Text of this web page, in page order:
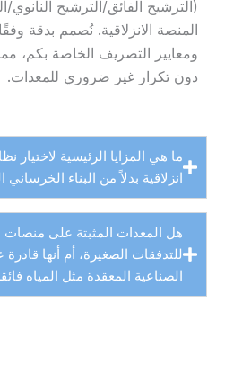
(الترشيح الفائق/الترشيح
المنصة الانزلاقية. نُصمم بدقة
ومعايير التصريف الخاصة بكم،
دون تكرار غير ضروري للمعدات.
ما هي المزايا الرئيسية لاختيار
انزلاقية بدلاً من البناء الخرساني
هل المعدات المثبتة على
للتدفقات الصغيرة، أم أنها قادرة
الصناعية المعقدة مثل المياه